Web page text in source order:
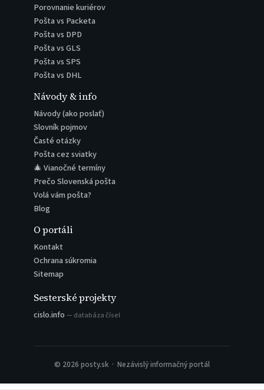
Porovnanie kuriérov
Pošta vs Packeta
Pošta vs DPD
Pošta vs GLS
Pošta vs SPS
Pošta vs DHL
Návody & info
Návody (ako poslať)
Slovník pojmov
Časté otázky
Pošta cez sviatky
🎄 Vianočné termíny
Prečo Slovenská pošta
Volá vám pošta?
Blog
O portáli
Kontakt
Ochrana súkromia
Sitemap
Sesterské projekty
cislo.info — databáza čísel
© 2026 posty.sk · Nezávislý informačný portál